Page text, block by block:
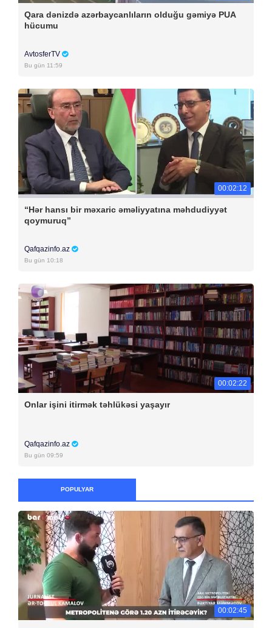
Qara dənizdə azərbaycanlıların olduğu gəmiyə PUA
hücumu
AvtosferTV
Bu gün 11:59
00:02:12
“Hər hansı bir məxaric əməliyyatına məhdudiyyət
qoymuruq”
Qafqazinfo.az
Bu gün 10:18
00:02:22
Onlar işini itirmək təhlükəsi yaşayır
Qafqazinfo.az
Bu gün 09:59
POPULYAR
00:02:45